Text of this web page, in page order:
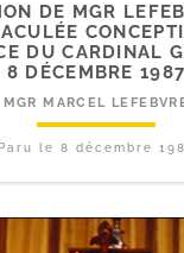
DE MGR
DU CARDINAL
8 DÉCEMBRE 1987
MGR MARCEL
Paru le 8 décembre